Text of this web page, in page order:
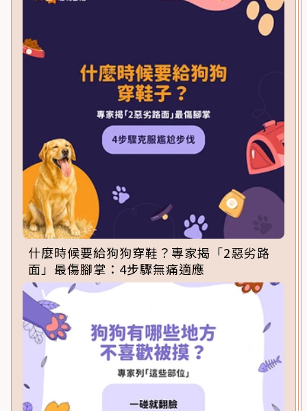
什麼時候要給狗狗穿鞋？專家揭「2惡劣路
面」最傷腳掌：4步驟無痛適應